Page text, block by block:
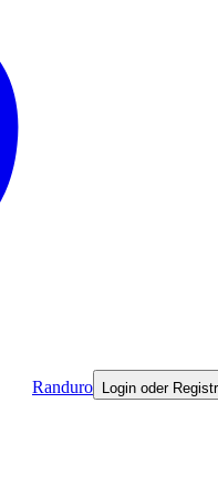
Randuro Login oder